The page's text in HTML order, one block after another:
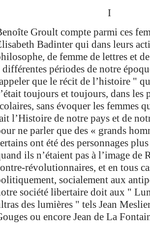
I
Groult compte parmi ces
Badinter qui dans leurs
de femme de lettres et
différentes périodes de notre
que le récit de l’histoire "
était toujours et toujours, dans les
sans évoquer les femmes
l’Histoire de notre pays et de
ne parler que des « grands
ont été des personnages
ils n’étaient pas à l’image de
révolutionnaires, et en tous
socialement aux
société libertaire doit aux "
des lumières " tels Jean
ou encore Jean de La